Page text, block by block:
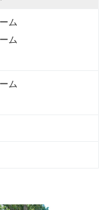
ム
ム
ム